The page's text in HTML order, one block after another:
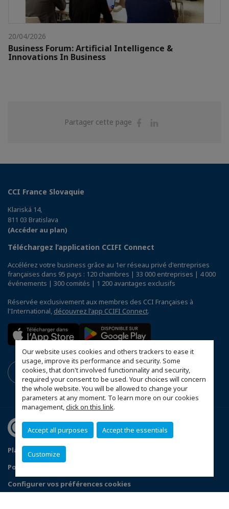
Our website uses cookies and others trackers to ease it
usage, improve its performance and security. Some
cookies, that don't involved functionnality and security,
required your consent to be used. Your choices will concern
the whole website. You will be allowed to change your
parameters at any moment. To learn more on our cookies
management,click on this link.
Accept all purposes Accept the essentials
Customize
20/04/2026
Business Forum: Artificial Intelligence &
Innovations In Business
Partager cette page
Partager
CCI France Slovaquie
Klariská 14,
811 03 Bratislava
(Accéder au plan)
Téléchargez l’application CCIFI Connect
Accélérez votre business grâce au 1er réseau privé d'entreprises
françaises dans 95 pays : 120 chambres | 33 000 entreprises | 4 000
événements | 300 comités | 1 200 avantages exclusifs
Réservée exclusivement aux membres des CCI Françaises à
l'International, découvrez l'app CCIFI Connect.
Plan du site
Statuts de la CCFS
Politique de confidentialité
Configurer vos préférences cookies